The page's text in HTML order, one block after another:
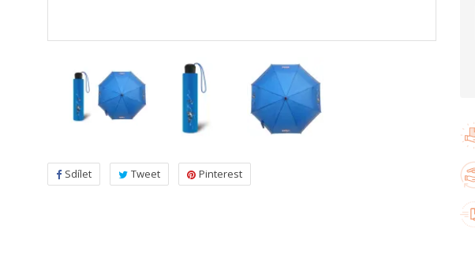
Sdílet Tweet Pinterest